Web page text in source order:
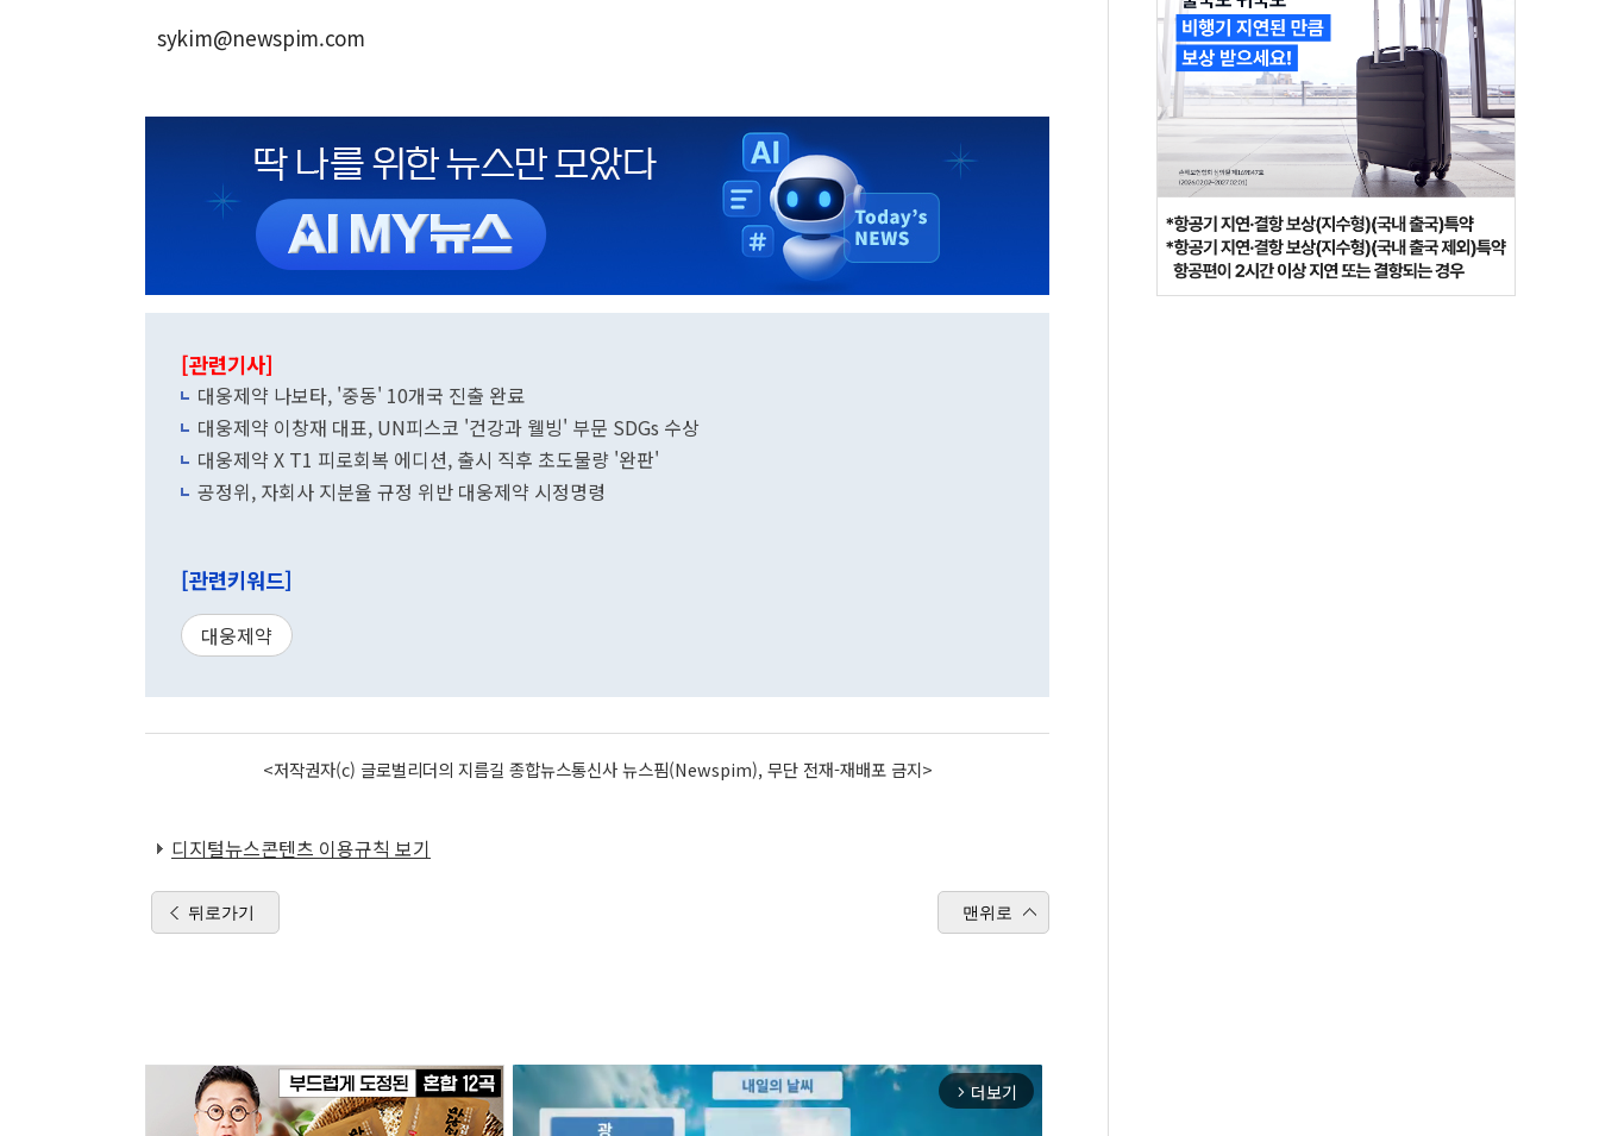
sykim@newspim.com
[관련기사]
대웅제약 나보타, '중동' 10개국 진출 완료
대웅제약 이창재 대표, UN피스코 '건강과 웰빙' 부문 SDGs 수상
대웅제약 X T1 피로회복 에디션, 출시 직후 초도물량 '완판'
공정위, 자회사 지분율 규정 위반 대웅제약 시정명령
[관련키워드]
대웅제약
<저작권자(c) 글로벌리더의 지름길 종합뉴스통신사 뉴스핌(Newspim), 무단 전재-재배포 금지>
디지털뉴스콘텐츠 이용규칙 보기
뒤로가기 맨위로
arrow_forward_ios 더보기